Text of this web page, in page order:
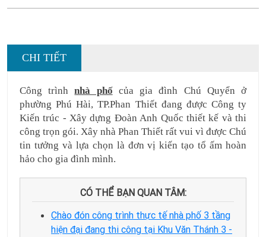
CHI TIẾT
Công trình nhà phố của gia đình Chú Quyển ở
phường Phú Hài, TP.Phan Thiết đang được Công ty
Kiến trúc - Xây dựng Đoàn Anh Quốc thiết kế và thi
công trọn gói. Xây nhà Phan Thiết rất vui vì được Chú
tin tưởng và lựa chọn là đơn vị kiến tạo tổ ấm hoàn
hảo cho gia đình mình.
CÓ THỂ BẠN QUAN TÂM:
Chào đón công trình thực tế nhà phố 3 tầng
hiện đại đang thi công tại Khu Văn Thánh 3 -